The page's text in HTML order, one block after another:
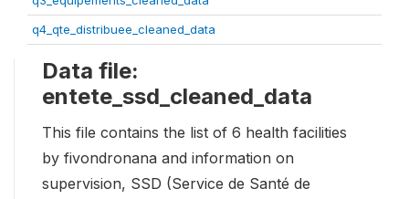
q4_qte_distribuee_cleaned_data
Data file:
entete_ssd_cleaned_data
This file contains the list of 6 health facilities
by fivondronana and information on
supervision, SSD (Service de Santé de